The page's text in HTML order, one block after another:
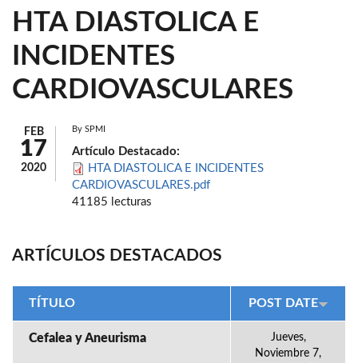
HTA DIASTOLICA E
INCIDENTES
CARDIOVASCULARES
FEB
17
2020
By SPMI
Artículo Destacado:
HTA DIASTOLICA E INCIDENTES
CARDIOVASCULARES.pdf
41185 lecturas
ARTÍCULOS DESTACADOS
TÍTULO POST DATE
Cefalea y Aneurisma
Jueves,
Noviembre 7,